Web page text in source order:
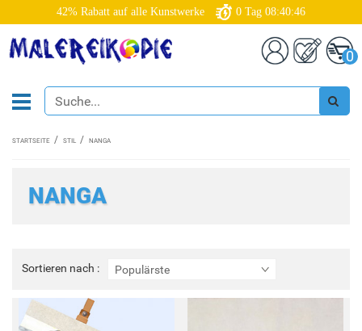
42% Rabatt auf alle Kunstwerke 0 Tag 08:40:44
0
STARTSEITE STIL NANGA
NANGA
Sortieren nach : Populärste
Sortieren
nach